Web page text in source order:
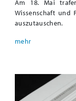
Am 18. Mai
Wissenschaft und
auszutauschen.